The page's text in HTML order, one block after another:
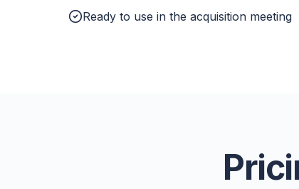
Ready to use in the acquisition meeting